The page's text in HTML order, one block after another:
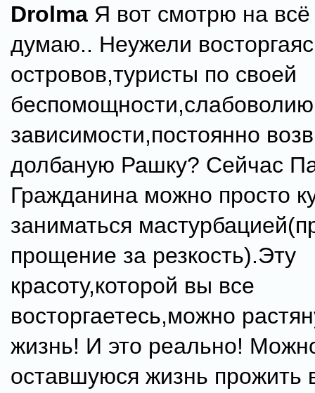
Drolma Я вот смотрю на всё
думаю.. Неужели
островов,туристы по своей
зависимости,постоянно
долбаную Рашку? Сейчас
Гражданина можно просто
заниматься
прощение за резкость).Эту
красоту,которой вы все
восторгаетесь,можно
жизнь! И это реально!
оставшуюся жизнь прожить